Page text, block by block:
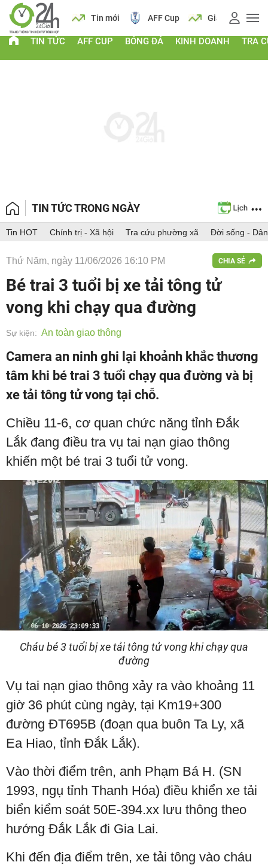
Lịch Tin mới AFF Cup Giá vàng
TIN TỨC AFF CUP BÓNG ĐÁ KINH DOANH TRA
TIN TỨC TRONG NGÀY
Tin HOT Chính trị - Xã hội Tra cứu phường xã Đời sống -
Thứ Năm, ngày 11/06/2026 16:10 PM CHIA SẺ
Bé trai 3 tuổi bị xe tải tông tử
vong khi chạy qua đường
Sự kiện: An toàn giao thông
Camera an ninh ghi lại khoảnh khắc thương
tâm khi bé trai 3 tuổi chạy qua đường và bị
xe tải tông tử vong tại chỗ.
Chiều 11-6, cơ quan chức năng tỉnh Đắk
Lắk đang điều tra vụ tai nạn giao thông
khiến một bé trai 3 tuổi tử vong.
Cháu bé 3 tuổi bị xe tải tông tử vong khi chạy qua
đường
Vụ tai nạn giao thông xảy ra vào khoảng 11
giờ 36 phút cùng ngày, tại Km19+300
đường ĐT695B (đoạn qua buôn Ta Ly, xã
Ea Hiao, tỉnh Đắk Lắk).
Vào thời điểm trên, anh Phạm Bá H. (SN
1993, ngụ tỉnh Thanh Hóa) điều khiển xe tải
biển kiểm soát 50E-394.xx lưu thông theo
hướng Đắk Lắk đi Gia Lai.
Khi đến địa điểm trên, xe tải tông vào cháu